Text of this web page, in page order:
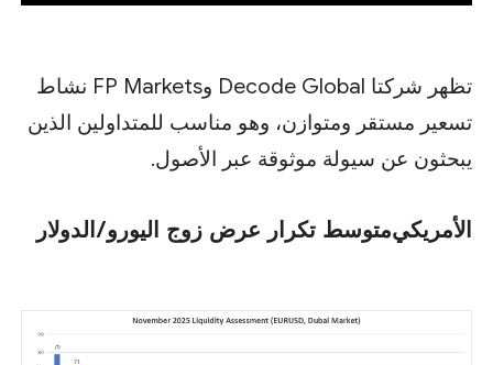
تظهر شركتا Decode Global وFP Markets نشاط
تسعير مستقر ومتوازن، وهو مناسب للمتداولين الذين
يبحثون عن سيولة موثوقة عبر الأصول.
متوسط ​​تكرار عرض زوج اليورو/الدولارالأمريكي